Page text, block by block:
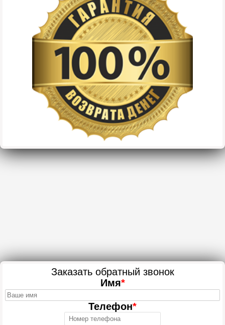
Заказать обратный звонок
Имя*
Телефон*